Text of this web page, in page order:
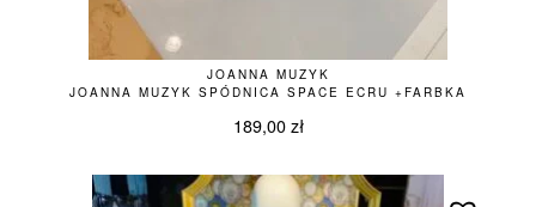
JOANNA MUZYK
JOANNA MUZYK SPÓDNICA SPACE ECRU +FARBKA
189,00 zł